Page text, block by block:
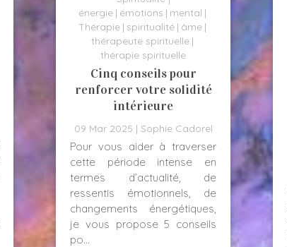
énergie émotions
mental
Thérapie spiritualité âme
thérapeute spirituelle
thérapie spirituelle
Cinq conseils pour
renforcer votre solidité
intérieure
09 Mar 2025 Sophie Cadorel
Pour vous aider à traverser
cette période intense en
termes d’actualité, de
ressentis émotionnels, de
changements énergétiques,
je vous propose 5 conseils
po...